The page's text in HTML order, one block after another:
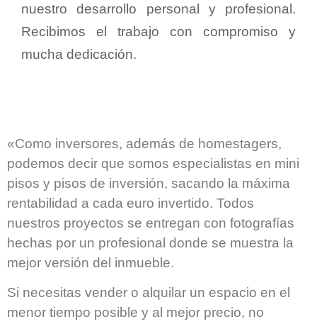
nuestro desarrollo personal y profesional.
Recibimos el trabajo con compromiso y
mucha dedicación.
«Como inversores, además de homestagers,
podemos decir que somos especialistas en mini
pisos y pisos de inversión, sacando la máxima
rentabilidad a cada euro invertido. Todos
nuestros proyectos se entregan con fotografías
hechas por un profesional donde se muestra la
mejor versión del inmueble.
Si necesitas vender o alquilar un espacio en el
menor tiempo posible y al mejor precio, no